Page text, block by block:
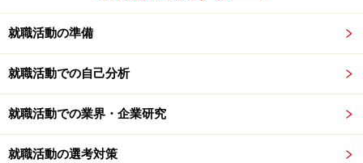
就職活動の準備
就職活動での自己分析
就職活動での業界・企業研究
就職活動の選考対策